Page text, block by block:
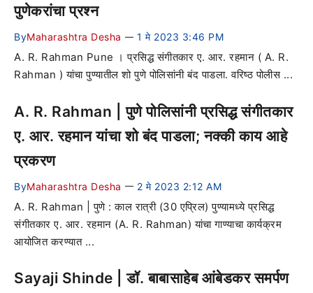
पुणेकरांचा प्रश्न
ByMaharashtra Desha — 1 मे 2023 3:46 PM
A. R. Rahman Pune । प्रसिद्ध संगीतकार ए. आर. रहमान ( A. R.
Rahman ) यांचा पुण्यातील शो पुणे पोलिसांनी बंद पाडला. वरिष्ठ पोलीस ...
A. R. Rahman | पुणे पोलिसांनी प्रसिद्ध संगीतकार
ए. आर. रहमान यांचा शो बंद पाडला; नक्की काय आहे
प्रकरण
ByMaharashtra Desha — 2 मे 2023 2:12 AM
A. R. Rahman | पुणे : काल रात्री (30 एप्रिल) पुण्यामध्ये प्रसिद्ध
संगीतकार ए. आर. रहमान (A. R. Rahman) यांचा गाण्याचा कार्यक्रम
आयोजित करण्यात ...
Sayaji Shinde | डॉ. बाबासाहेब आंबेडकर समर्पण